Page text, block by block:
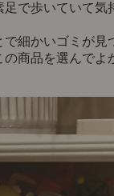
足で歩いていて気
で細かいゴミが見
の商品を選んでよ